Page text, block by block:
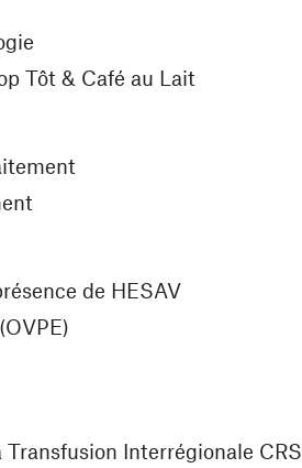
Tôt & Café au Lait
de HESAV
Interrégionale CRS